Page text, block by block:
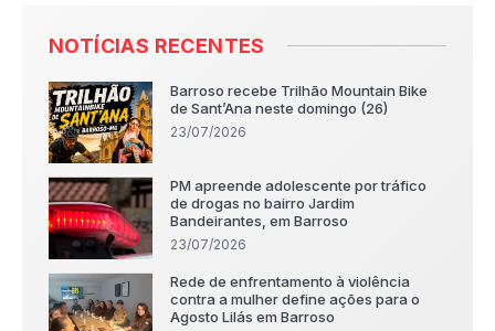
NOTÍCIAS RECENTES
Barroso recebe Trilhão Mountain Bike
de Sant’Ana neste domingo (26)
23/07/2026
PM apreende adolescente por tráfico
de drogas no bairro Jardim
Bandeirantes, em Barroso
23/07/2026
Rede de enfrentamento à violência
contra a mulher define ações para o
Agosto Lilás em Barroso